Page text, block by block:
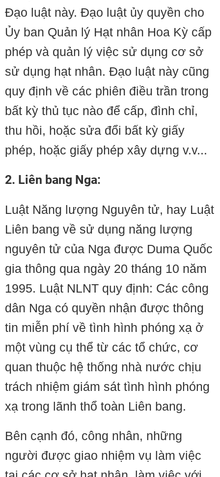
Đạo luật này. Đạo luật ủy quyền cho
Ủy ban Quản lý Hạt nhân Hoa Kỳ cấp
phép và quản lý việc sử dụng cơ sở
sử dụng hạt nhân. Đạo luật này cũng
quy định về các phiên điều trần trong
bất kỳ thủ tục nào để cấp, đình chỉ,
thu hồi, hoặc sửa đổi bất kỳ giấy
phép, hoặc giấy phép xây dựng v.v...
2. Liên bang Nga:
Luật Năng lượng Nguyên tử, hay Luật
Liên bang về sử dụng năng lượng
nguyên tử của Nga được Duma Quốc
gia thông qua ngày 20 tháng 10 năm
1995. Luật NLNT quy định: Các công
dân Nga có quyền nhận được thông
tin miễn phí về tình hình phóng xạ ở
một vùng cụ thể từ các tổ chức, cơ
quan thuộc hệ thống nhà nước chịu
trách nhiệm giám sát tình hình phóng
xạ trong lãnh thổ toàn Liên bang.
Bên cạnh đó, công nhân, những
người được giao nhiệm vụ làm việc